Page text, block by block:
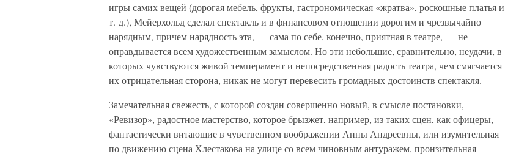
игры самих вещей (дорогая мебель, фрукты, гастрономическая «жратва», роскошные платья и
т. д.), Мейерхольд сделал спектакль и в финансовом отношении дорогим и чрезвычайно
нарядным, причем нарядность эта, — сама по себе, конечно, приятная в театре, — не
оправдывается всем художественным замыслом. Но эти небольшие, сравнительно, неудачи, в
которых чувствуются живой темперамент и непосредственная радость театра, чем смягчается
их отрицательная сторона, никак не могут перевесить громадных достоинств спектакля.
Замечательная свежесть, с которой создан совершенно новый, в смысле постановки,
«Ревизор», радостное мастерство, которое брызжет, например, из таких сцен, как офицеры,
фантастически витающие в чувственном воображении Анны Андреевны, или изумительная
по движению сцена Хлестакова на улице со всем чиновным антуражем, пронзительная